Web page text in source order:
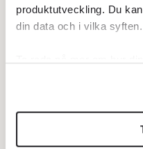
produktutveckling. Du
din data och i vilka syften.
ändra eller dra tillbaka
cookie-förklaringen.
Vi använder
Den sovjetiska
20- och 30-talen,
till del ur
(inklusive judiska
internationalistiska